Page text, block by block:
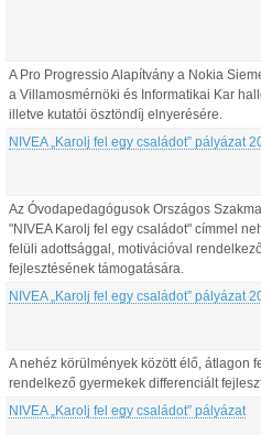
A Pro Progressio Alapítvány a Nokia
a Villamosmérnöki és Informatikai Kar
illetve kutatói ösztöndíj elnyerésére.
NIVEA „Karolj fel egy családot” pályázat
Az Óvodapedagógusok Országos
"NIVEA Karolj fel egy családot" címmel
felüli adottsággal, motivációval
fejlesztésének támogatására.
NIVEA „Karolj fel egy családot” pályázat
A nehéz körülmények között élő, átlagon
rendelkező gyermekek differenciált
NIVEA „Karolj fel egy családot” pályázat